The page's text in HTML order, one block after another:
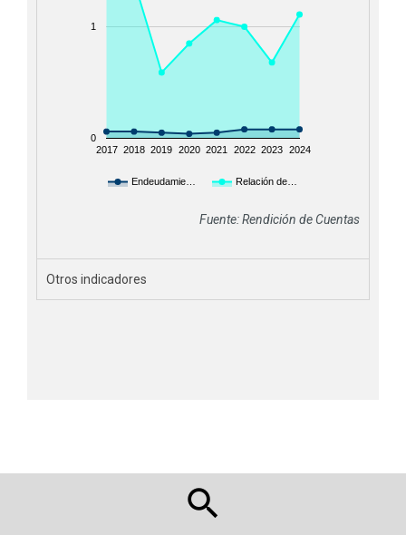
Endeudamie… Relación de…
2017 2018 2019 2020 2021 2022 2023 2024
0
1
Fuente: Rendición de Cuentas
Otros indicadores